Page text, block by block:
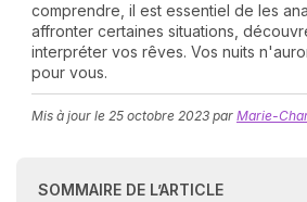
comprendre, il est essentiel de les
affronter certaines situations,
interpréter vos rêves. Vos nuits
pour vous.
Mis à jour le 25 octobre 2023 par Marie-
SOMMAIRE DE L’ARTICLE